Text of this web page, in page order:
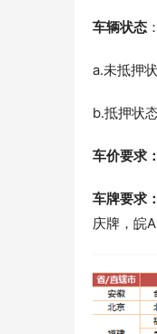
车辆状态 ：
a.未抵押
b.抵押状
车价要求：
车牌要求：
庆牌，皖